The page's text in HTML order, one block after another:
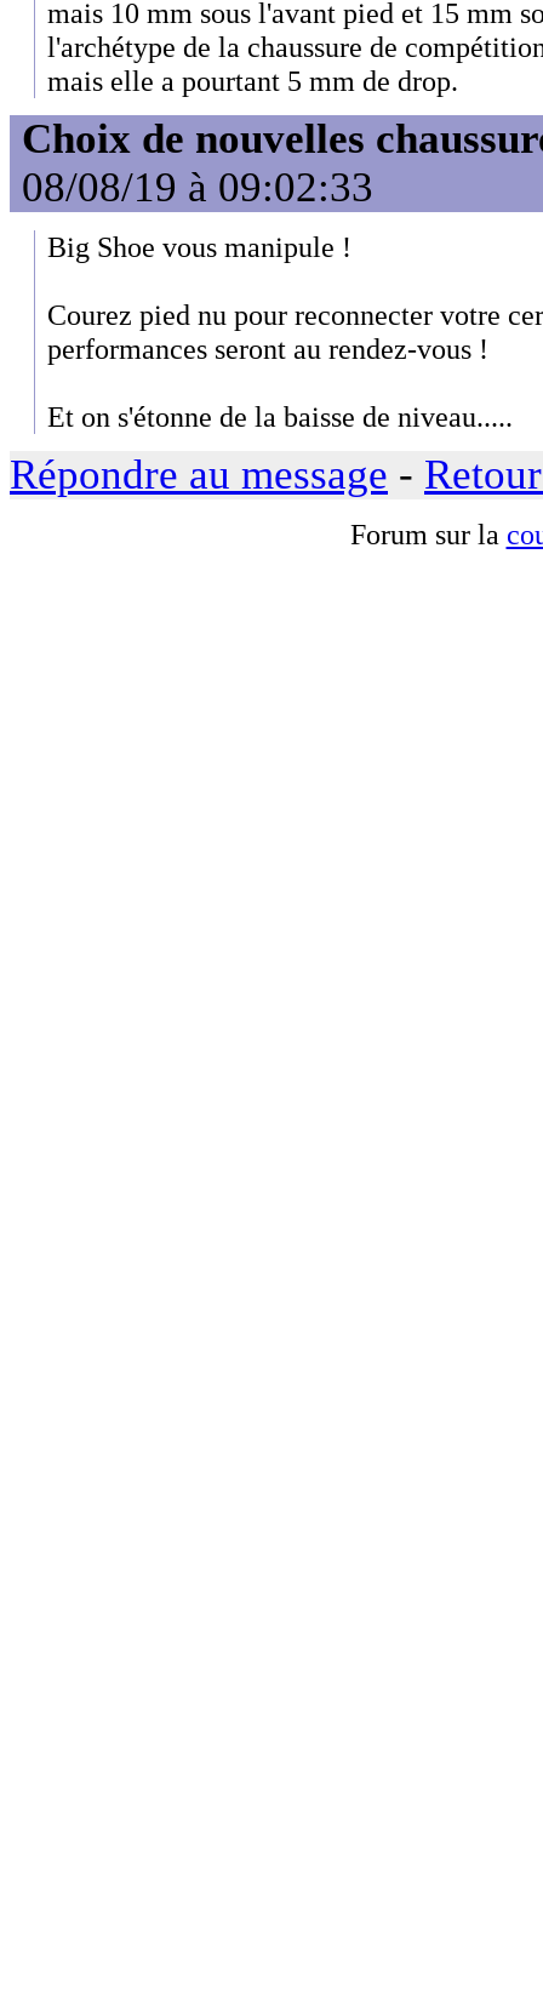
mais 10 mm sous l'avant pied et 15 mm
l'archétype de la chaussure de
mais elle a pourtant 5 mm de drop.
Choix de nouvelles
08/08/19 à 09:02:33
Big Shoe vous manipule !
Courez pied nu pour reconnecter votre
performances seront au rendez-vous !
Et on s'étonne de la baisse de niveau.....
Répondre au message -
Forum sur la